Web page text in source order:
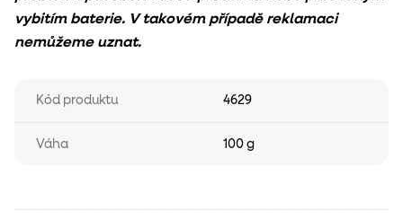
vybitím baterie. V takovém případě reklamaci
nemůžeme uznat.
Kód produktu 4629
Váha 100 g